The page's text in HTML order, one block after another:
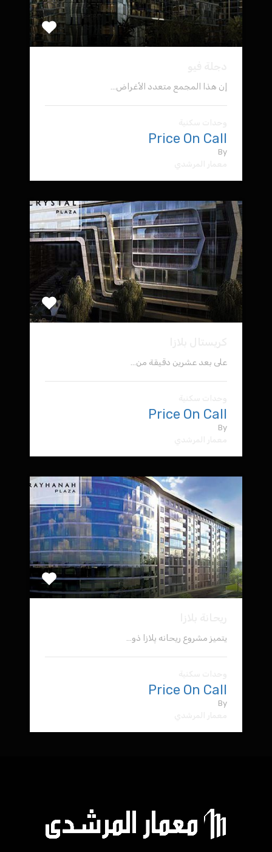
إن هذا المجمع متعدد الأغراض…
Price On Call
By
على بعد عشرين دقيقة من…
Price On Call
By
يتميز مشروع ريحانه پلازا ذو…
Price On Call
By